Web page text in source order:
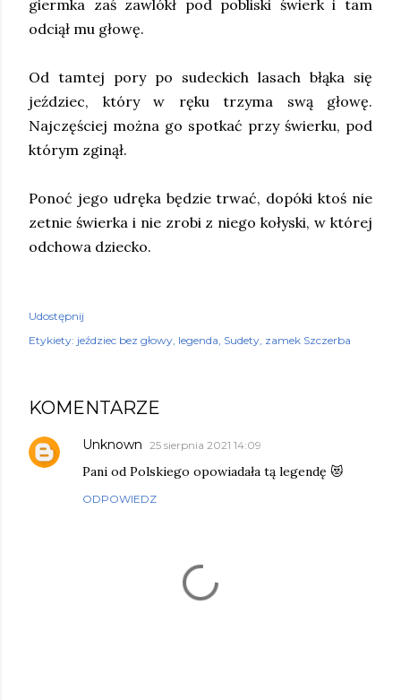
giermka zaś zawlókł pod pobliski świerk i tam
odciął mu głowę.
Od tamtej pory po sudeckich lasach błąka się
jeździec, który w ręku trzyma swą głowę.
Najczęściej można go spotkać przy świerku, pod
którym zginął.
Ponoć jego udręka będzie trwać, dopóki ktoś nie
zetnie świerka i nie zrobi z niego kołyski, w której
odchowa dziecko.
Udostępnij
Etykiety: jeździec bez głowy legenda Sudety zamek Szczerba
KOMENTARZE
Unknown 25 sierpnia 2021 14:09
Pani od Polskiego opowiadała tą legendę 😻
ODPOWIEDZ